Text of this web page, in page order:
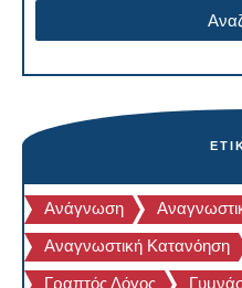
Ανάγνωση
Αναγνωστική Κατανόηση
Γραπτός Λόγος